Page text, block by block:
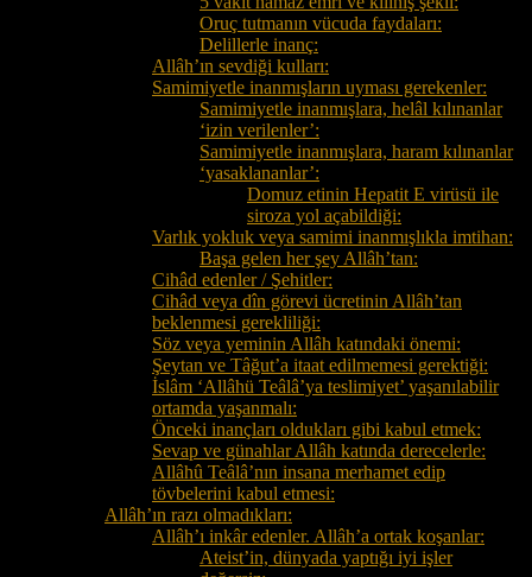
Oruç tutmanın vücuda faydaları:
Delillerle inanç:
Allâh’ın sevdiği kulları:
Samimiyetle inanmışların uyması gerekenler:
Samimiyetle inanmışlara, helâl kılınanlar
‘izin verilenler’:
Samimiyetle inanmışlara, haram kılınanlar
‘yasaklananlar’:
Domuz etinin Hepatit E virüsü ile
siroza yol açabildiği:
Varlık yokluk veya samimi inanmışlıkla imtihan:
Başa gelen her şey Allâh’tan:
Cihâd edenler / Şehitler:
Cihâd veya dîn görevi ücretinin Allâh’tan
beklenmesi gerekliliği:
Söz veya yeminin Allâh katındaki önemi:
Şeytan ve Tâğut’a itaat edilmemesi gerektiği:
İslâm ‘Allâhü Teâlâ’ya teslimiyet’ yaşanılabilir
ortamda yaşanmalı:
Önceki inançları oldukları gibi kabul etmek:
Sevap ve günahlar Allâh katında derecelerle:
Allâhû Teâlâ’nın insana merhamet edip
tövbelerini kabul etmesi:
Allâh’ın razı olmadıkları:
Allâh’ı inkâr edenler. Allâh’a ortak koşanlar:
Ateist’in, dünyada yaptığı iyi işler